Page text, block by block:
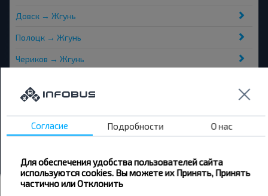
Довск → Жгунь
Полоцк → Жгунь
Чериков → Жгунь
Селец → Жгунь
Гомель Ав, ГОМЕЛЬ ГОМЕЛЬСКАЯ ОБЛ. Беларусь → Жгунь
Автовокзалы и остановки
Согласие Подробности О нас
Для обеспечения удобства пользователей сайта
используются cookies. Вы можете их Принять, Принять
частично или Отклонить